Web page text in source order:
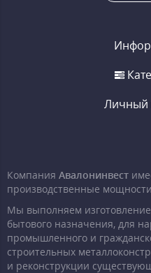
Личный
Компания Авалонинвест
производственные
Мы выполняем
бытового назначения, для
промышленного и
строительных
и реконструкции